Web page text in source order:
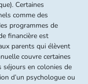
Certaines
comme des
programmes de
financière est
parents qui élèvent
couvre certaines
séjours en colonies de
d’un psychologue ou